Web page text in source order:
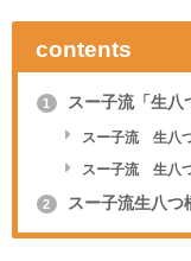
contents
1 スー子流「生八
スー子流 生八
スー子流 生八
2 スー子流生八